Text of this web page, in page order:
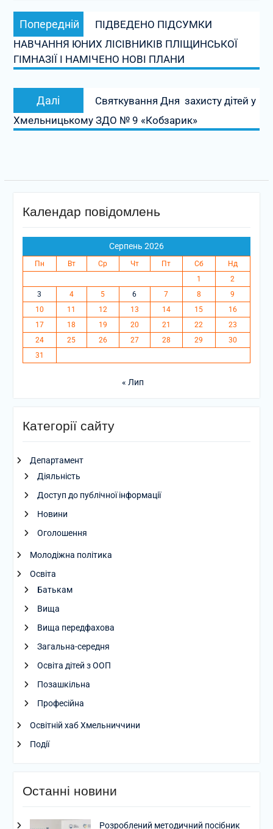
Навігація
записів
Попередній
запис:
ПІДВЕДЕНО ПІДСУМКИ
НАВЧАННЯ ЮНИХ ЛІСІВНИКІВ ПЛІЩИНСЬКОЇ
ГІМНАЗІЇ І НАМІЧЕНО НОВІ ПЛАНИ
Далі
запис:
Святкування Дня захисту дітей у
Хмельницькому ЗДО № 9 «Кобзарик»
Календар повідомлень
Серпень 2026
Пн Вт Ср Чт Пт Сб
Нд
1
2
3
4 5 6 7 8
9
10
11 12 13 14 15
16
17
18 19 20 21 22
23
24
25 26 27 28 29
30
31
« Лип
Категорії сайту
Департамент
Діяльність
Доступ до публічної інформації
Новини
Оголошення
Молодіжна політика
Освіта
Батькам
Вища
Вища передфахова
Загальна-середня
Освіта дітей з ООП
Позашкільна
Професійна
Освітній хаб Хмельниччини
Події
Останні новини
Розроблений методичний посібник